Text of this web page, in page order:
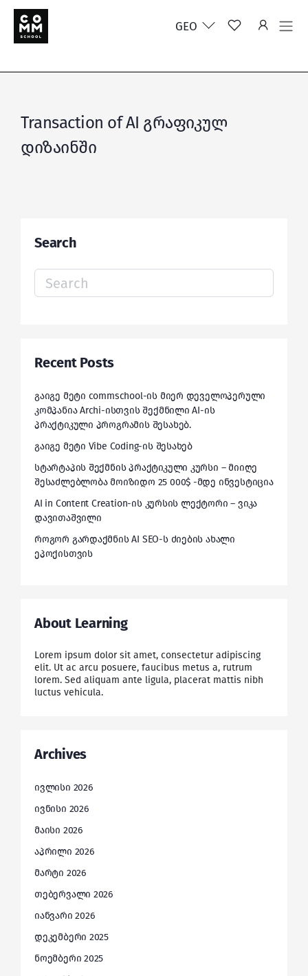
GEO
Transaction of AI გრაფიკულ
დიზაინში
Search
Search
for:
Recent Posts
გაიგე მეტი commschool-ის მიერ დეველოპერული
კომპანია Archi-ისთვის შექმნილი AI-ის
პრაქტიკული პროგრამის შესახებ.
გაიგე მეტი Vibe Coding-ის შესახებ
სტარტაპის შექმნის პრაქტიკული კურსი – მიიღე
შესაძლებლობა მოიზიდო 25 000$ -მდე ინვესტიცია
AI in Content Creation-ის კურსის ლექტორი – ვიკა
დავითაშვილი
როგორ გარდაქმნის AI SEO-ს ძიების ახალი
ეპოქისთვის
About Learning
Lorem ipsum dolor sit amet, consectetur adipiscing
elit. Ut ac arcu posuere, faucibus metus a, rutrum
lorem. Sed aliquam ante ligula, placerat mattis nibh
luctus vehicula.
Archives
ივლისი 2026
ივნისი 2026
მაისი 2026
აპრილი 2026
მარტი 2026
თებერვალი 2026
იანვარი 2026
დეკემბერი 2025
ნოემბერი 2025